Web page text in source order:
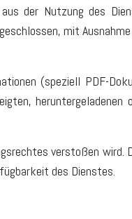
der Nutzung des
mit
(speziell PDF-
heruntergeladenen
verstoßen wird.
des Dienstes.